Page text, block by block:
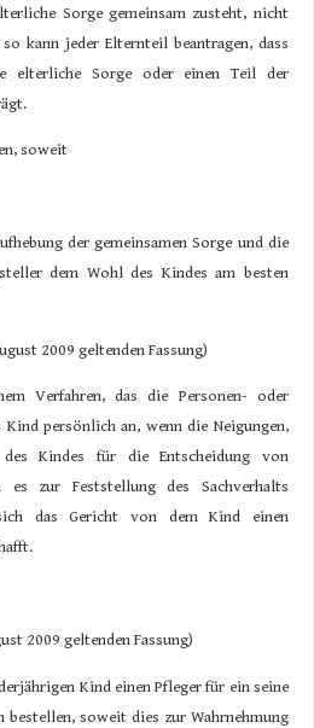
Sorge gemeinsam zusteht, nicht
kann jeder Elternteil beantragen, dass
elterliche Sorge oder einen Teil der
soweit
der gemeinsamen Sorge und die
dem Wohl des Kindes am besten
2009 geltenden Fassung)
Verfahren, das die Personen- oder
persönlich an, wenn die Neigungen,
Kindes für die Entscheidung von
zur Feststellung des Sachverhalts
das Gericht von dem Kind einen
2009 geltenden Fassung)
Kind einen Pfleger für ein seine
bestellen, soweit dies zur Wahrnehmung